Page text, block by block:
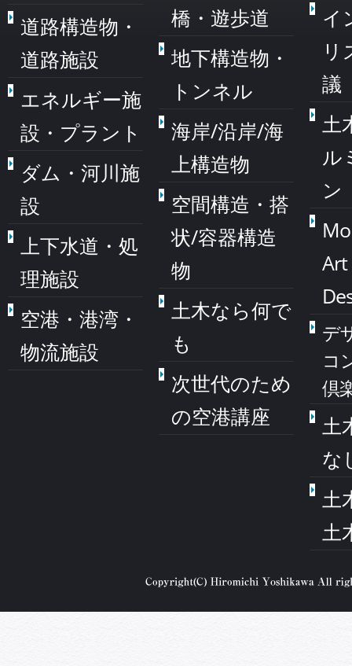
道路構造物・
道路施設
エネルギー施
設・プラント
ダム・河川施
設
上下水道・処
理施設
空港・港湾・
物流施設
橋・遊歩道
地下構造物・
トンネル
海岸/沿岸/海
上構造物
空間構造・搭
状/容器構造
物
土木なら何で
も
次世代のため
の空港講座
イ
リ
議
土
ル
ン
デ
コ
倶
土
な
土
土